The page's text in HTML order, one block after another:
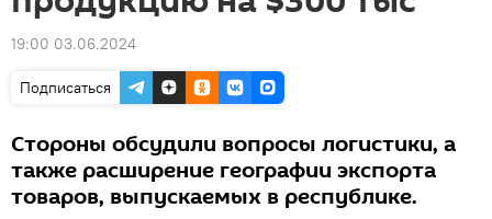
19:00 03.06.2024
Подписаться
Стороны обсудили вопросы логистики, а
также расширение географии экспорта
товаров, выпускаемых в республике.